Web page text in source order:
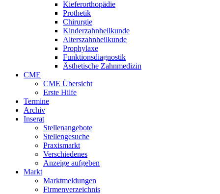
Kieferorthopädie
Prothetik
Chirurgie
Kinderzahnheilkunde
Alterszahnheilkunde
Prophylaxe
Funktionsdiagnostik
Ästhetische Zahnmedizin
CME
CME Übersicht
Erste Hilfe
Termine
Archiv
Inserat
Stellenangebote
Stellengesuche
Praxismarkt
Verschiedenes
Anzeige aufgeben
Markt
Marktmeldungen
Firmenverzeichnis